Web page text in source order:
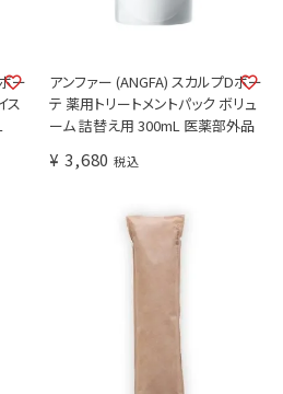
ー
ス
アンファー (ANGFA) スカルプDボー
テ 薬用トリートメントパック ボリュ
ーム 詰替え用 300mL 医薬部外品
¥ 3,680 税込